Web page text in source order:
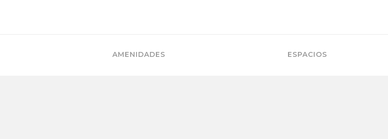
AMENIDADES ESPACIOS